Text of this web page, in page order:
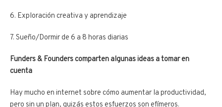
6. Exploración creativa y aprendizaje
7. Sueño/Dormir de 6 a 8 horas diarias
Funders & Founders comparten algunas ideas a tomar en
cuenta
Hay mucho en internet sobre cómo aumentar la productividad,
pero sin un plan, quizás estos esfuerzos son efímeros.